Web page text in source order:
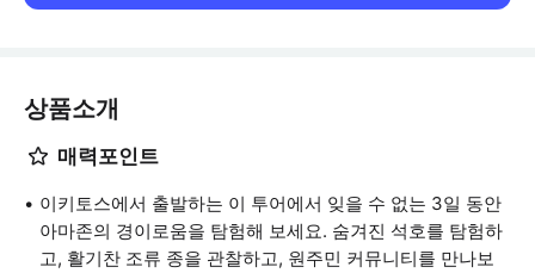
상품소개
매력포인트
이키토스에서 출발하는 이 투어에서 잊을 수 없는 3일 동안
아마존의 경이로움을 탐험해 보세요. 숨겨진 석호를 탐험하
고, 활기찬 조류 종을 관찰하고, 원주민 커뮤니티를 만나보